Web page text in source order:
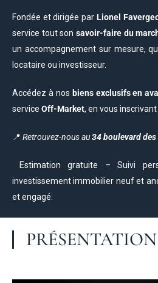
Fondée et dirigée par Lionel
service tout son savoir-faire du
un accompagnement sur mesure,
locataire ou investisseur.
Accédez à nos biens exclusifs en
service Off-Market, en vous
📍 Retrouvez-nous au34 boulevard
Estimation gratuite – Suivi
investissement immobilier neuf et
et engagé.
PRÉSENTATION